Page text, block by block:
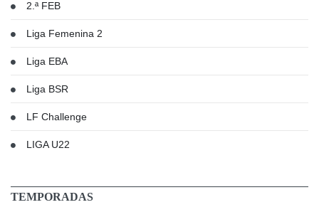
2.ª FEB
Liga Femenina 2
Liga EBA
Liga BSR
LF Challenge
LIGA U22
TEMPORADAS